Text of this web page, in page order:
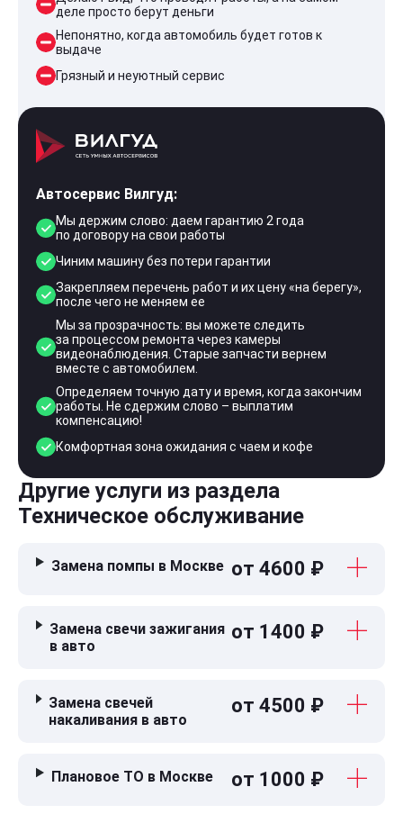
деле просто берут деньги
Непонятно, когда автомобиль будет готов к
выдаче
Грязный и неуютный сервис
Автосервис Вилгуд:
Мы держим слово: даем гарантию 2 года
по договору на свои работы
Чиним машину без потери гарантии
Закрепляем перечень работ и их цену «на берегу»,
после чего не меняем ее
Мы за прозрачность: вы можете следить
за процессом ремонта через камеры
видеонаблюдения. Старые запчасти вернем
вместе с автомобилем.
Определяем точную дату и время, когда закончим
работы. Не сдержим слово – выплатим
компенсацию!
Комфортная зона ожидания с чаем и кофе
Другие услуги из раздела
Техническое обслуживание
Замена помпы в Москве от 4600 ₽
Замена свечи зажигания
в авто
от 1400 ₽
Замена свечей
накаливания в авто
от 4500 ₽
Плановое ТО в Москве от 1000 ₽